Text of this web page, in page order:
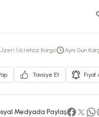
Ücretsiz Kargo Aynı Gün
Tavsiye Et Fiyat
Medyada Paylaş